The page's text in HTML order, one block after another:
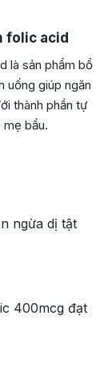
folic acid
là sản phẩm bổ
uống giúp ngăn
thành phần tự
bầu.
ngừa dị tật
400mcg đạt